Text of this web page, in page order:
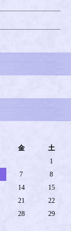
金
土
1
7
8
14
15
21
22
28
29